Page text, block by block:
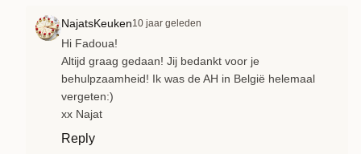
NajatsKeuken10 jaar geleden
Hi Fadoua!
Altijd graag gedaan! Jij bedankt voor je
behulpzaamheid! Ik was de AH in België helemaal
vergeten:)
xx Najat
Reply